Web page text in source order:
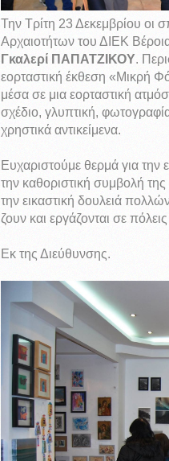
Την Τρίτη 23 Δεκεμβρίου οι
Αρχαιοτήτων του ΔΙΕΚ
Γκαλερί ΠΑΠΑΤΖΙΚΟΥ.
εορταστική έκθεση «Μικρή
μέσα σε μια εορταστική
σχέδιο, γλυπτική,
χρηστικά αντικείμενα.
Ευχαριστούμε θερμά για την
την καθοριστική συμβολή
την εικαστική δουλειά
ζουν και εργάζονται σε
Εκ της Διεύθυνσης.